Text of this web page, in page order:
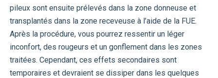
pileux sont ensuite prélevés dans la zone donneuse et
transplantés dans la zone receveuse à l’aide de la FUE.
Après la procédure, vous pourrez ressentir un léger
inconfort, des rougeurs et un gonflement dans les zones
traitées. Cependant, ces effets secondaires sont
temporaires et devraient se dissiper dans les quelques